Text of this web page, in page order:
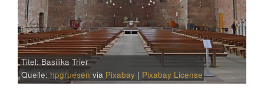
Titel: Basilika Trier
Quelle: hpgruesen via Pixabay | Pixabay License